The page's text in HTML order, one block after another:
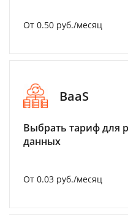
От 0.50 руб./месяц
BaaS
Выбрать тариф для
данных
От 0.03 руб./месяц